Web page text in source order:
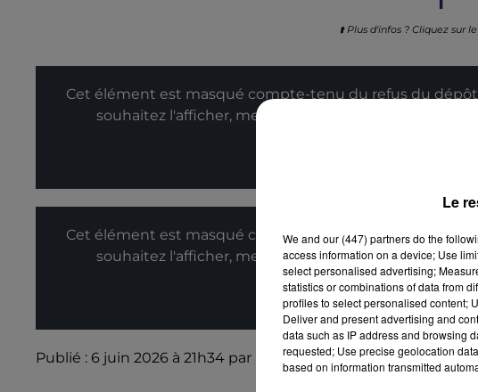
⬆️ Plus d'infos ? Cliquez sur
Cet élément est masqué compte-tenu du refus du
souhaitez l'afficher, merci de nous donner votre
Cet élément est masqué compte-tenu du refus du
souhaitez l'afficher, merci de nous donner votre
Afficher
Publié : 6 juin 2026 à 21h34 par Équipe Intensité
Le
We and our (447) partnersdo the
access information on a device; Use
select personalised advertising;
statistics or combinations of data from
profiles to select personalised content;
Deliver and present advertising and
data such as IP address and browsing
requested; Use precise geolocation
based on information transmitted